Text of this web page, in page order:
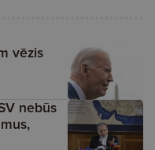
vēzis
nebūs